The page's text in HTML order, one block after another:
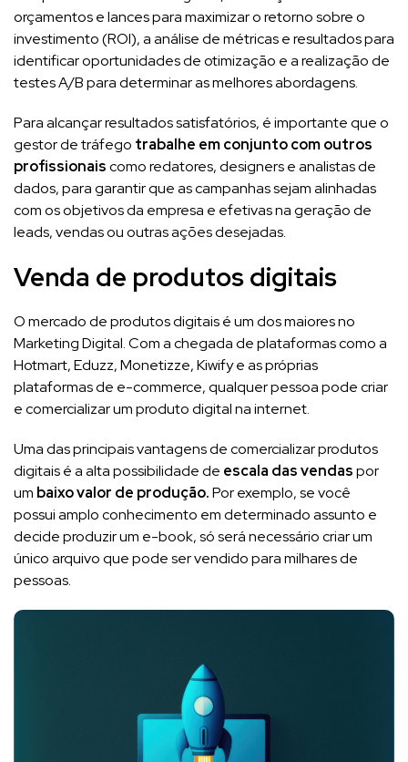
orçamentos e lances para maximizar o retorno sobre o
investimento (ROI), a análise de métricas e resultados para
identificar oportunidades de otimização e a realização de
testes A/B para determinar as melhores abordagens.
Para alcançar resultados satisfatórios, é importante que o
gestor de tráfego trabalhe em conjunto com outros
profissionaiscomo redatores, designers e analistas de
dados, para garantir que as campanhas sejam alinhadas
com os objetivos da empresa e efetivas na geração de
leads, vendas ou outras ações desejadas.
Venda de produtos digitais
O mercado de produtos digitais é um dos maiores no
Marketing Digital. Com a chegada de plataformas como a
Hotmart, Eduzz, Monetizze, Kiwify e as próprias
plataformas de e-commerce, qualquer pessoa pode criar
e comercializar um produto digital na internet.
Uma das principais vantagens de comercializar produtos
digitais é a alta possibilidade de escala das vendaspor
um baixo valor de produção.Por exemplo, se você
possui amplo conhecimento em determinado assunto e
decide produzir um e-book, só será necessário criar um
único arquivo que pode ser vendido para milhares de
pessoas.